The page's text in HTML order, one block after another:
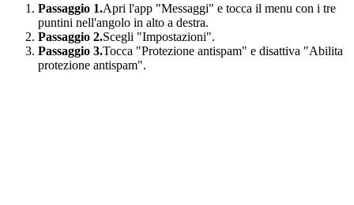
Passaggio 1.Apri l'app "Messaggi" e tocca il menu con i tre
puntini nell'angolo in alto a destra.
Passaggio 2.Scegli "Impostazioni".
Passaggio 3.Tocca "Protezione antispam" e disattiva "Abilita
protezione antispam".